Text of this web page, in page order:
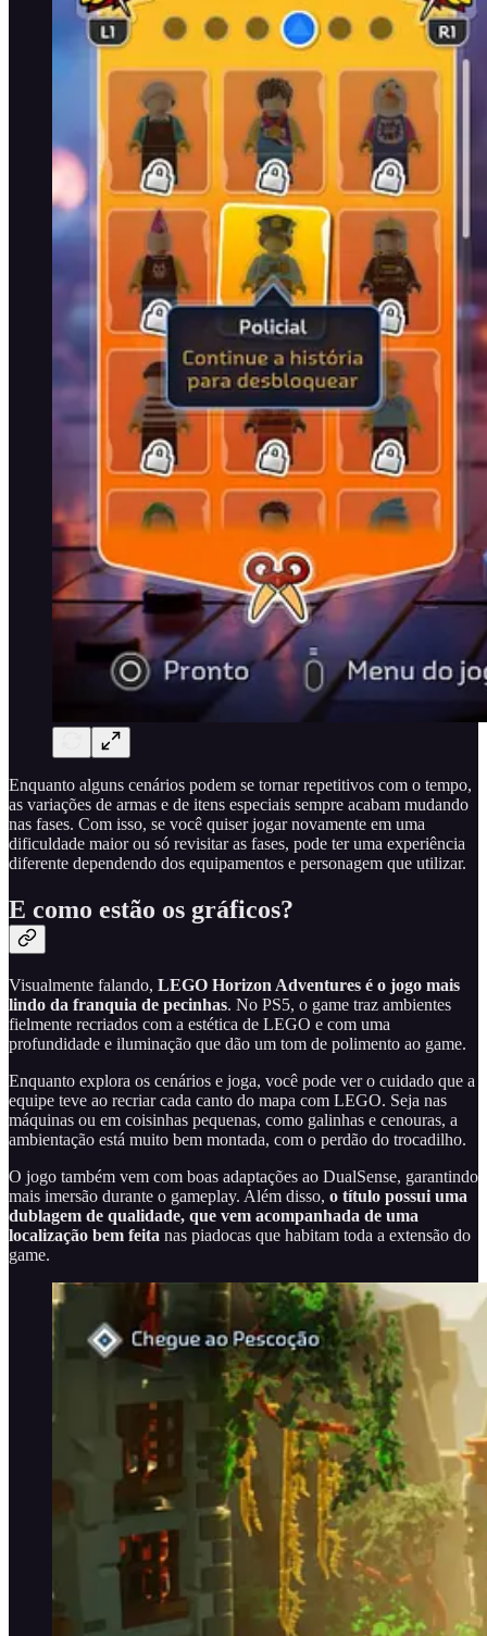
Enquanto alguns cenários podem se tornar repetitivos com o tempo,
as variações de armas e de itens especiais sempre acabam mudando
nas fases. Com isso, se você quiser jogar novamente em uma
dificuldade maior ou só revisitar as fases, pode ter uma experiência
diferente dependendo dos equipamentos e personagem que utilizar.
E como estão os gráficos?
Visualmente falando, LEGO Horizon Adventures é o jogo mais
lindo da franquia de pecinhas. No PS5, o game traz ambientes
fielmente recriados com a estética de LEGO e com uma
profundidade e iluminação que dão um tom de polimento ao game.
Enquanto explora os cenários e joga, você pode ver o cuidado que a
equipe teve ao recriar cada canto do mapa com LEGO. Seja nas
máquinas ou em coisinhas pequenas, como galinhas e cenouras, a
ambientação está muito bem montada, com o perdão do trocadilho.
O jogo também vem com boas adaptações ao DualSense, garantindo
mais imersão durante o gameplay. Além disso, o título possui uma
dublagem de qualidade, que vem acompanhada de uma
localização bem feita nas piadocas que habitam toda a extensão do
game.